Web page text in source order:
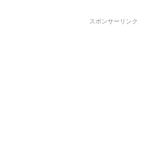
スポンサーリンク